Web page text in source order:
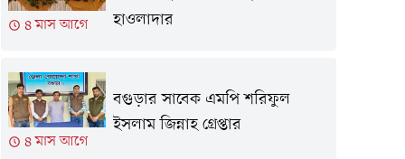
৪ মাস আগে
হাওলাদার
৪ মাস আগে
বগুড়ার সাবেক এমপি শরিফুল
ইসলাম জিন্নাহ গ্রেপ্তার